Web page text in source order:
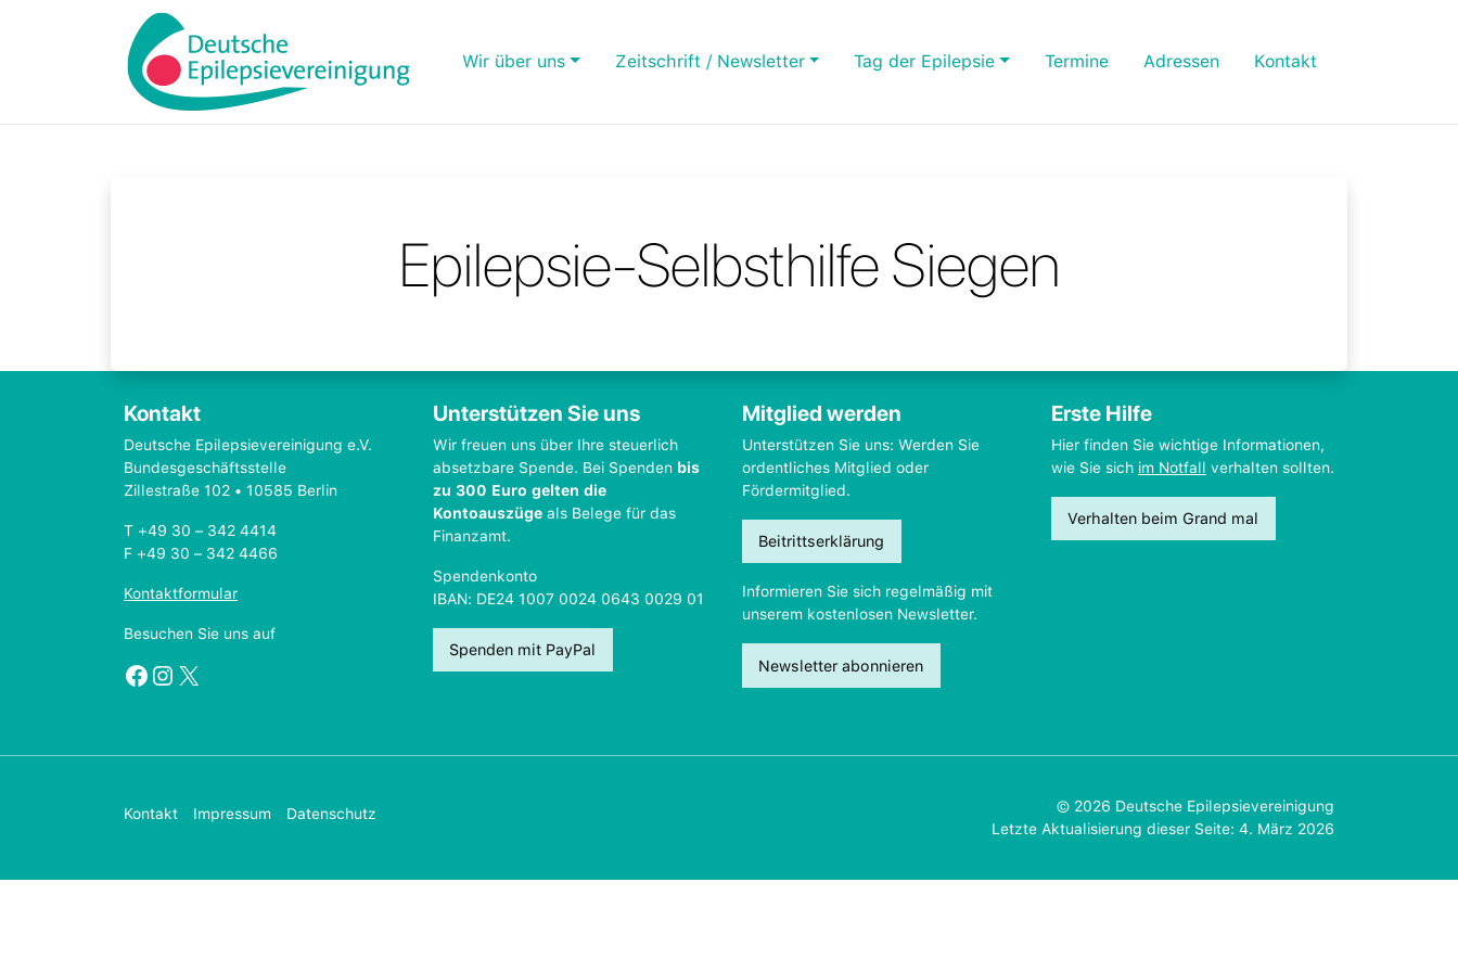
Wir über uns Zeitschrift / Newsletter Tag der Epilepsie Termine Adressen Kontakt
Epilepsie-Selbsthilfe Siegen
Kontakt
Deutsche Epilepsievereinigung e.V.
Bundesgeschäftsstelle
Zillestraße 102 • 10585 Berlin
T +49 30 – 342 4414
F +49 30 – 342 4466
Kontaktformular
Besuchen Sie uns auf
Facebook
Instagram
X
Unterstützen Sie uns
Wir freuen uns über Ihre steuerlich
absetzbare Spende. Bei Spenden bis
zu 300 Euro gelten die
Kontoauszüge als Belege für das
Finanzamt.
Spendenkonto
IBAN: DE24 1007 0024 0643 0029 01
Spenden mit PayPal
Mitglied werden
Unterstützen Sie uns: Werden Sie
ordentliches Mitglied oder
Fördermitglied.
Beitrittserklärung
Informieren Sie sich regelmäßig mit
unserem kostenlosen Newsletter.
Newsletter abonnieren
Erste Hilfe
Hier finden Sie wichtige Informationen,
wie Sie sich im Notfall verhalten sollten.
Verhalten beim Grand mal
Kontakt Impressum Datenschutz
© 2026 Deutsche Epilepsievereinigung
Letzte Aktualisierung dieser Seite: 4. März 2026